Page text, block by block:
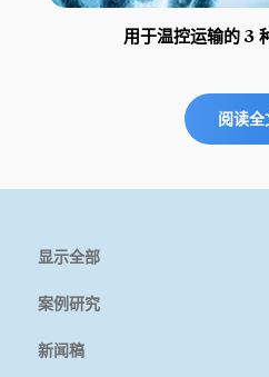
用于温控运输的 3
阅读全
显示全部
案例研究
新闻稿